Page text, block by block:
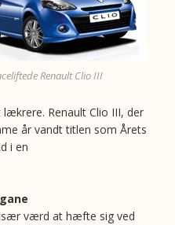
Renault Clio III
Renault Clio III, der
år vandt titlen som Årets
i en
værd at hæfte sig ved